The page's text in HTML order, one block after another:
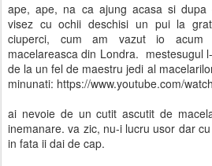
ape, ape, na ca ajung acasa si dupa
visez cu ochii deschisi un pui la
ciuperci, cum am vazut io acum
macelareasca din Londra. mestesugul
de la un fel de maestru jedi al
minunati: https://www.youtube.com/
ai nevoie de un cutit ascutit de
inemanare. va zic, nu-i lucru usor dar
in fata ii dai de cap.